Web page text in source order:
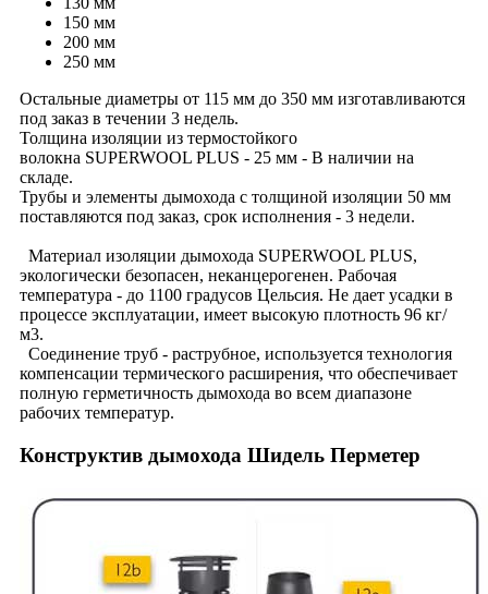
150 мм
200 мм
250 мм
Остальные диаметры от 115 мм до 350 мм изготавливаются
под заказ в течении 3 недель.
Толщина изоляции из термостойкого
волокна SUPERWOOL PLUS - 25 мм - В наличии на
складе.
Трубы и элементы дымохода с толщиной изоляции 50 мм
поставляются под заказ, срок исполнения - 3 недели.
Материал изоляции дымохода SUPERWOOL PLUS,
экологически безопасен, неканцерогенен. Рабочая
температура - до 1100 градусов Цельсия. Не дает усадки в
процессе эксплуатации, имеет высокую плотность 96 кг/
м3.
Соединение труб - раструбное, используется технология
компенсации термического расширения, что обеспечивает
полную герметичность дымохода во всем диапазоне
рабочих температур.
Конструктив дымохода Шидель Перметер